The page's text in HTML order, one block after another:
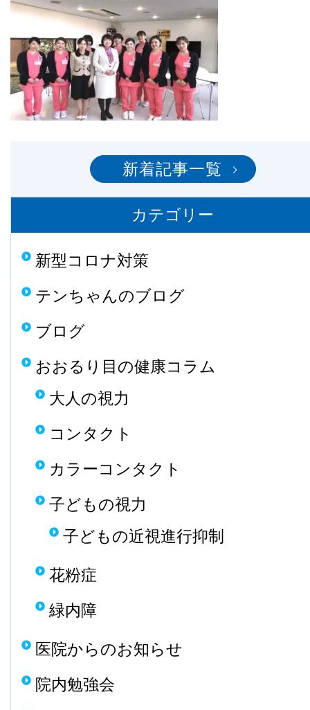
新着記事一覧
カテゴリー
新型コロナ対策
テンちゃんのブログ
ブログ
おおるり目の健康コラム
大人の視力
コンタクト
カラーコンタクト
子どもの視力
子どもの近視進行抑制
花粉症
緑内障
医院からのお知らせ
院内勉強会